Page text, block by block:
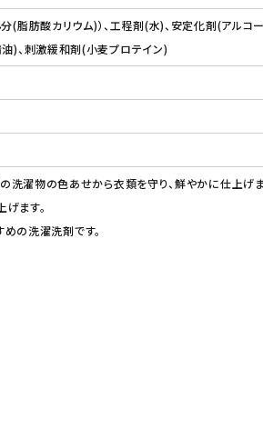
(脂肪酸カリウム)）、工程剤(水)、安定化剤(アルコ
油)、刺激緩和剤(小麦プロテイン)
濯物の色あせから衣類を守り、鮮やかに仕上げま
ます。
の洗濯洗剤です。